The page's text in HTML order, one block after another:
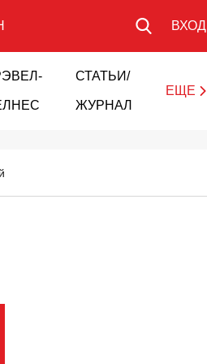
ВХОД
СТАТЬИ/
ЖУРНАЛ
ЕЩЕ